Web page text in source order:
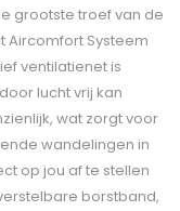
grootste troef van de
Aircomfort Systeem
ventilatienet is
lucht vrij kan
wat zorgt voor
wandelingen in
op jou af te stellen
borstband,